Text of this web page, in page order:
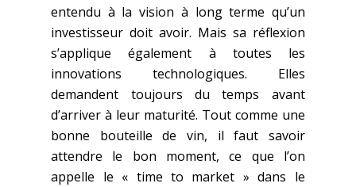
entendu à la vision à long terme qu’un
investisseur doit avoir. Mais sa réflexion
s’applique également à toutes les
innovations technologiques. Elles
demandent toujours du temps avant
d’arriver à leur maturité. Tout comme une
bonne bouteille de vin, il faut savoir
attendre le bon moment, ce que l’on
appelle le « time to market » dans le